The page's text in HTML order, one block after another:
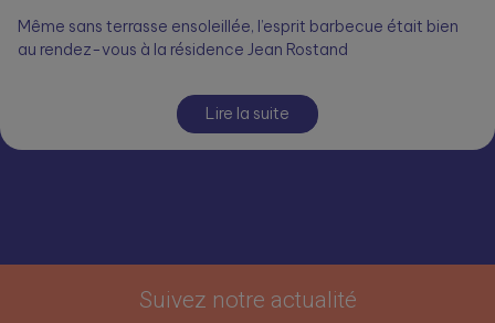
Même sans terrasse ensoleillée, l’esprit barbecue était bien
au rendez-vous à la résidence Jean Rostand
Lire la suite
Suivez notre actualité